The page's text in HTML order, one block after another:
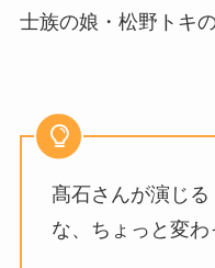
士族の娘・松野トキ
髙石さんが演じる
な、ちょっと変わ